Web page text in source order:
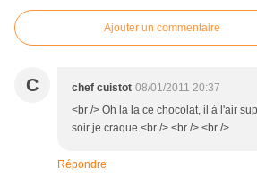
Ajouter un commentaire
C chef cuistot 08/01/2011 20:37
<br /> Oh la la ce chocolat, il à l'air
soir je craque.<br /> <br /> <br />
Répondre